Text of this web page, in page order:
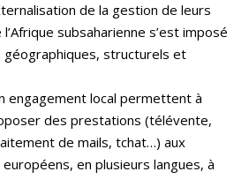
de la gestion de leurs
subsaharienne s’est imposé
géographiques, structurels et
engagement local permettent à
des prestations (télévente,
de mails, tchat…) aux
en plusieurs langues, à